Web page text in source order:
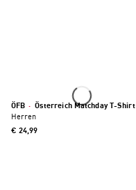
ÖFB · Österreich Matchday T-Shirt
Herren
€ 24,99